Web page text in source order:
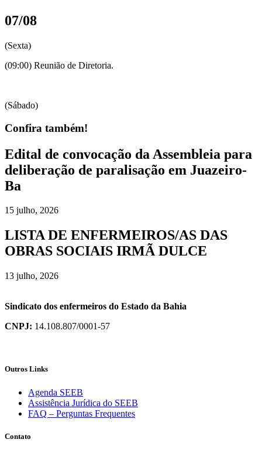
07/08
(Sexta)
(09:00) Reunião de Diretoria.
(Sábado)
Confira também!
Edital de convocação da Assembleia para
deliberação de paralisação em Juazeiro-
Ba
15 julho, 2026
LISTA DE ENFERMEIROS/AS DAS
OBRAS SOCIAIS IRMÃ DULCE
13 julho, 2026
Sindicato dos enfermeiros do Estado da Bahia
CNPJ: 14.108.807/0001-57
Outros Links
Agenda SEEB
Assistência Jurídica do SEEB
FAQ – Perguntas Frequentes
Contato